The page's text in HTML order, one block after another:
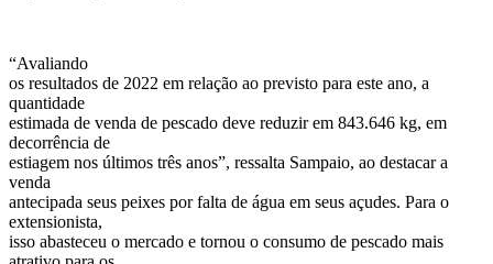
“Avaliando
os resultados de 2022 em relação ao previsto para este ano, a
quantidade
estimada de venda de pescado deve reduzir em 843.646 kg, em
decorrência de
estiagem nos últimos três anos”, ressalta Sampaio, ao destacar a
venda
antecipada seus peixes por falta de água em seus açudes. Para o
extensionista,
isso abasteceu o mercado e tornou o consumo de pescado mais